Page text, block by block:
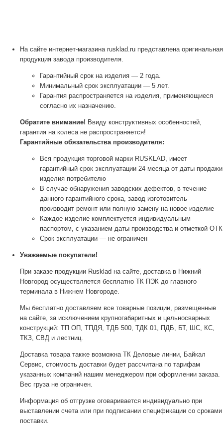
На сайте интернет-магазина rusklad.ru представлена оригинальная
продукция завода производителя.
Гарантийный срок на изделия — 2 года.
Минимальный срок эксплуатации — 5 лет.
Гарантия распространяется на изделия, применяющиеся
согласно их назначению.
Обратите внимание! Ввиду конструктивных особенностей,
гарантия на колеса не распространяется!
Гарантийные обязательства производителя:
Вся продукция торговой марки RUSKLAD, имеет
гарантийный срок эксплуатации 24 месяца от даты продажи
изделия потребителю
В случае обнаружения заводских дефектов, в течение
данного гарантийного срока, завод изготовитель
производит ремонт или полную замену на новое изделие
Каждое изделие комплектуется индивидуальным
паспортом, с указанием даты производства и отметкой ОТК
Срок эксплуатации — не ограничен
Уважаемые покупатели!
При заказе продукции Rusklad на сайте, доставка в Нижний
Новгород осуществляется бесплатно ТК ПЭК до главного
терминала в Нижнем Новгороде.
Мы бесплатно доставляем все товарные позиции, размещенные
на сайте, за исключением крупногабаритных и цельносварных
конструкций: ТП ОП, ТПДЯ, ТДБ 500, ТДК 01, ПДБ, БТ, ШС, КС,
ТКЗ, СВД и лестниц.
Доставка товара также возможна ТК Деловые линии, Байкал
Сервис, стоимость доставки будет рассчитана по тарифам
указанных компаний нашим менеджером при оформлении заказа.
Вес груза не ограничен.
Информация об отгрузке оговаривается индивидуально при
выставлении счета или при подписании спецификации со сроками
поставки.